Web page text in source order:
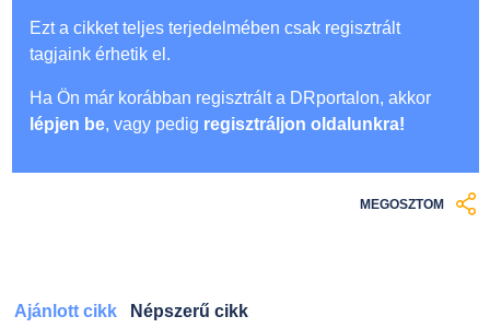
Ezt a cikket teljes terjedelmében csak regisztrált
tagjaink érhetik el.
Ha Ön már korábban regisztrált a DRportalon, akkor
lépjen be, vagy pedig regisztráljon oldalunkra!
MEGOSZTOM
Ajánlott cikk Népszerű cikk